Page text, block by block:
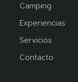
Camping
Experiencias
Servicios
Contacto